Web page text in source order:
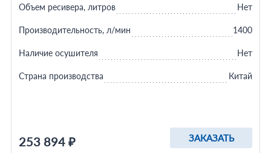
253 894 ₽ ЗАКАЗАТЬ
Объем ресивера, литров Нет
Производительность, л/мин 1400
Наличие осушителя Нет
Страна производства Китай